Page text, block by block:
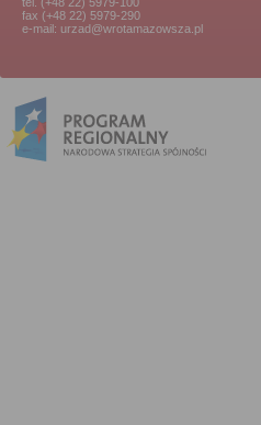
fax (+48 22) 5979-290
e-mail: urzad@wrotamazowsza.pl